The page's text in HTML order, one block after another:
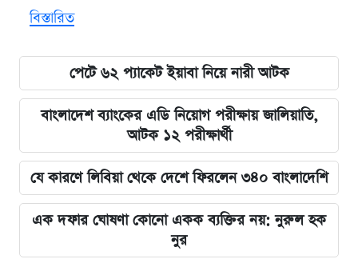
বিস্তারিত
পেটে ৬২ প্যাকেট ইয়াবা নিয়ে নারী আটক
বাংলাদেশ ব্যাংকের এডি নিয়োগ পরীক্ষায় জালিয়াতি,
আটক ১২ পরীক্ষার্থী
যে কারণে লিবিয়া থেকে দেশে ফিরলেন ৩৪০ বাংলাদেশি
এক দফার ঘোষণা কোনো একক ব্যক্তির নয়: নুরুল হক
নুর